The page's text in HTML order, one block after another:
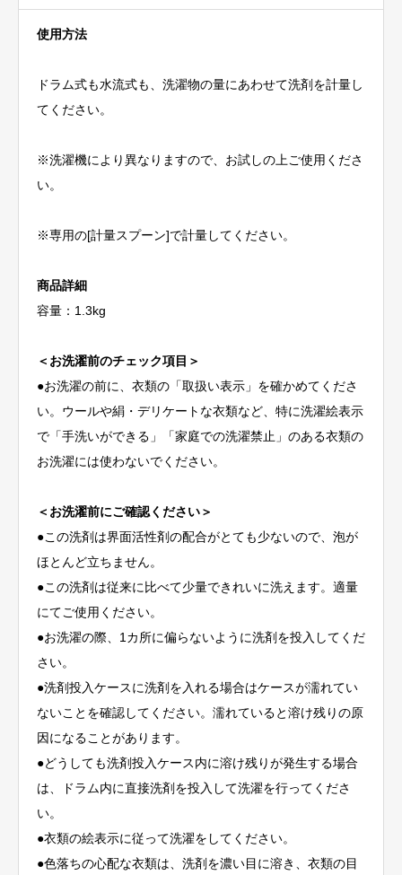
Detergent
（1.3kg）
使用方法
ドラム式も水流式も、洗濯物の量にあわせて洗剤を計量し
てください。
※洗濯機により異なりますので、お試しの上ご使用くださ
い。
※専用の[計量スプーン]で計量してください。
商品詳細
容量：1.3kg
＜お洗濯前のチェック項目＞
●お洗濯の前に、衣類の「取扱い表示」を確かめてくださ
い。ウールや絹・デリケートな衣類など、特に洗濯絵表示
で「手洗いができる」「家庭での洗濯禁止」のある衣類の
お洗濯には使わないでください。
＜お洗濯前にご確認ください＞
●この洗剤は界面活性剤の配合がとても少ないので、泡が
ほとんど立ちません。
●この洗剤は従来に比べて少量できれいに洗えます。適量
にてご使用ください。
●お洗濯の際、1カ所に偏らないように洗剤を投入してくだ
さい。
●洗剤投入ケースに洗剤を入れる場合はケースが濡れてい
ないことを確認してください。濡れていると溶け残りの原
因になることがあります。
●どうしても洗剤投入ケース内に溶け残りが発生する場合
は、ドラム内に直接洗剤を投入して洗濯を行ってくださ
い。
●衣類の絵表示に従って洗濯をしてください。
●色落ちの心配な衣類は、洗剤を濃い目に溶き、衣類の目